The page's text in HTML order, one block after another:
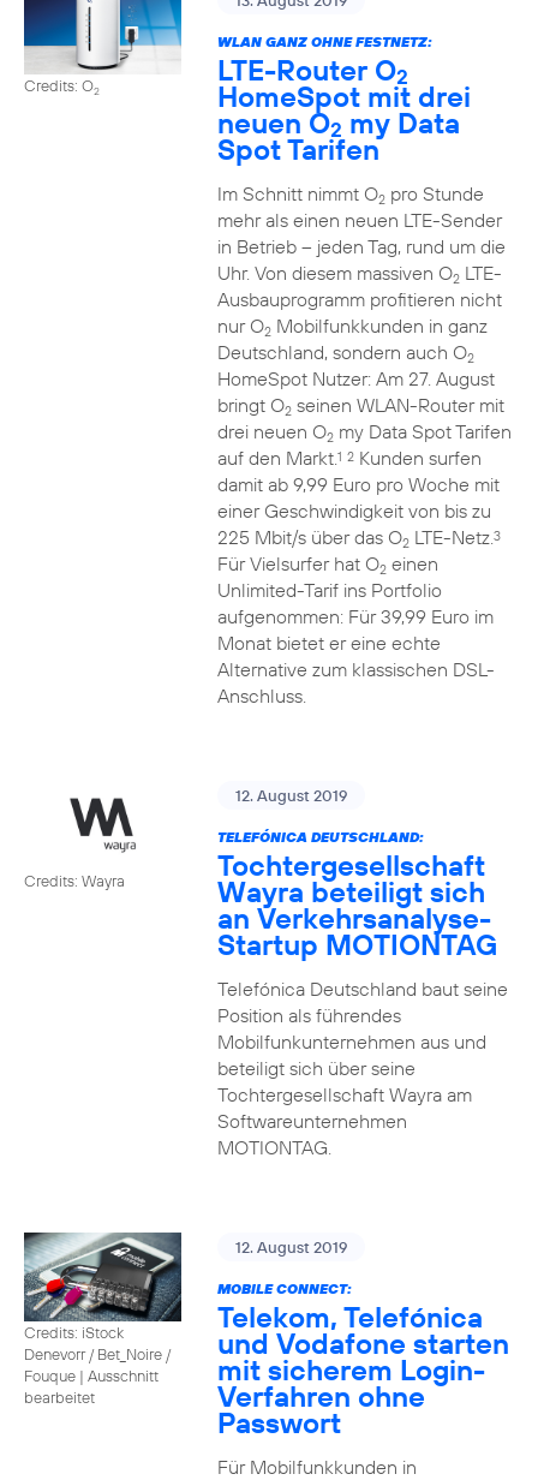
Credits: O2
WLAN GANZ OHNE FESTNETZ:
LTE-Router O2
HomeSpot mit drei
neuen O2 my Data
Spot Tarifen
Im Schnitt nimmt O2pro Stunde
mehr als einen neuen LTE-Sender
in Betrieb – jeden Tag, rund um die
Uhr. Von diesem massiven O2LTE-
Ausbauprogramm profitieren nicht
nur O2Mobilfunkkunden in ganz
Deutschland, sondern auch O2
HomeSpot Nutzer: Am 27. August
bringt O2seinen WLAN-Router mit
drei neuen O2my Data Spot Tarifen
auf den Markt.1 2Kunden surfen
damit ab 9,99 Euro pro Woche mit
einer Geschwindigkeit von bis zu
225 Mbit/s über das O2LTE-Netz.3
Für Vielsurfer hat O2einen
Unlimited-Tarif ins Portfolio
aufgenommen: Für 39,99 Euro im
Monat bietet er eine echte
Alternative zum klassischen DSL-
Anschluss.
Credits: Wayra
12. August 2019
TELEFÓNICA DEUTSCHLAND:
Tochtergesellschaft
Wayra beteiligt sich
an Verkehrsanalyse-
Startup MOTIONTAG
Telefónica Deutschland baut seine
Position als führendes
Mobilfunkunternehmen aus und
beteiligt sich über seine
Tochtergesellschaft Wayra am
Softwareunternehmen
MOTIONTAG.
Credits: iStock
Denevorr / Bet_Noire /
Fouque | Ausschnitt
bearbeitet
12. August 2019
MOBILE CONNECT:
Telekom, Telefónica
und Vodafone starten
mit sicherem Login-
Verfahren ohne
Passwort
Für Mobilfunkkunden in